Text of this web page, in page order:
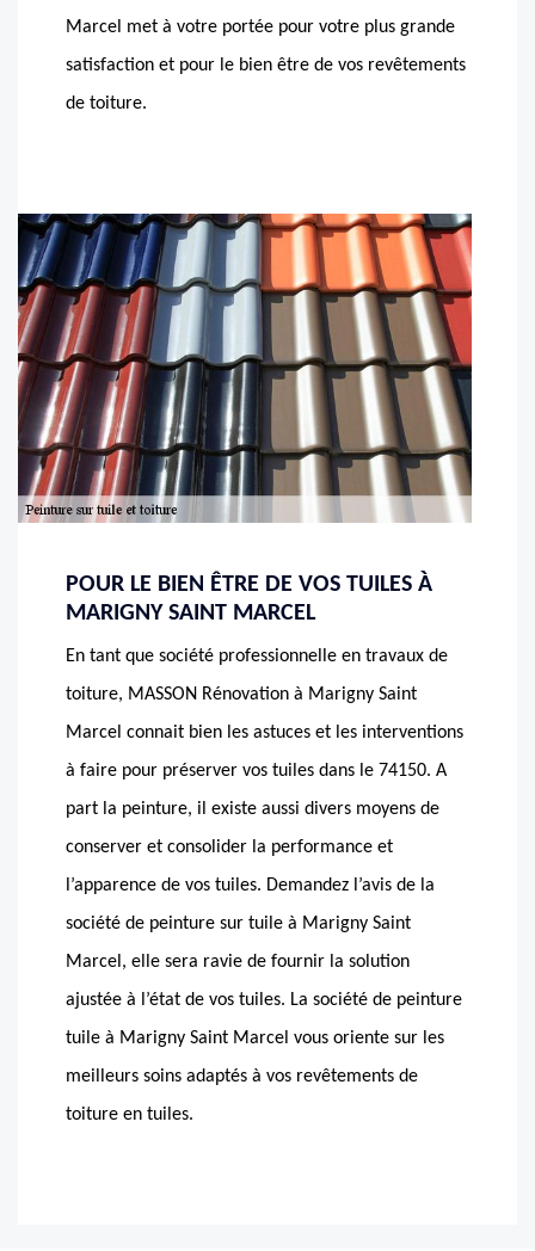
Marcel met à votre portée pour votre plus grande
satisfaction et pour le bien être de vos revêtements
de toiture.
POUR LE BIEN ÊTRE DE VOS TUILES À
MARIGNY SAINT MARCEL
En tant que société professionnelle en travaux de
toiture, MASSON Rénovation à Marigny Saint
Marcel connait bien les astuces et les interventions
à faire pour préserver vos tuiles dans le 74150. A
part la peinture, il existe aussi divers moyens de
conserver et consolider la performance et
l’apparence de vos tuiles. Demandez l’avis de la
société de peinture sur tuile à Marigny Saint
Marcel, elle sera ravie de fournir la solution
ajustée à l’état de vos tuiles. La société de peinture
tuile à Marigny Saint Marcel vous oriente sur les
meilleurs soins adaptés à vos revêtements de
toiture en tuiles.